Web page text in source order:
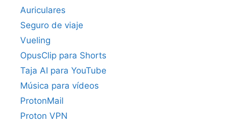
Auriculares
Seguro de viaje
Vueling
OpusClip para Shorts
Taja AI para YouTube
Música para vídeos
ProtonMail
Proton VPN